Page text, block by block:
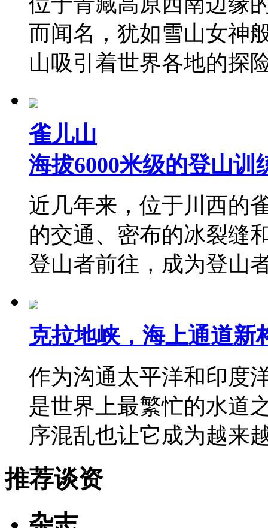
而闻名，犹如雪山女神
山吸引着世界各地的
雀儿山
海拔6000米级的登山训
近几年来，位于川西的
的交通、密布的冰裂缝
登山者前往，成为登
克拉地峡，海上通道新
作为沟通太平洋和印度
是世界上最繁忙的水道
序混乱也让它成为越
推荐谈资